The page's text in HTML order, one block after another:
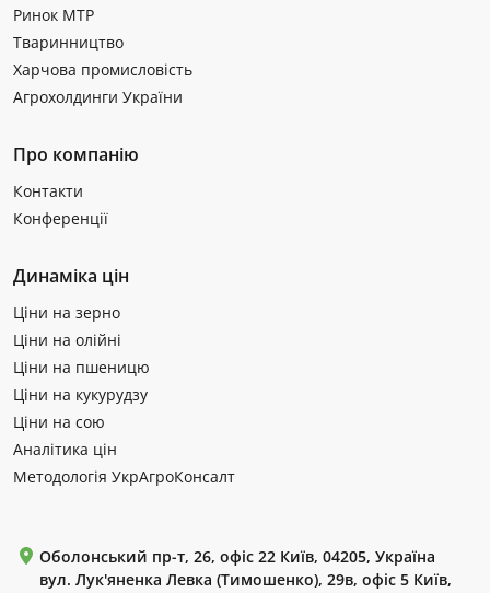
Ринок МТР
Тваринництво
Харчова промисловість
Агрохолдинги України
Про компанію
Контакти
Конференції
Динаміка цін
Ціни на зерно
Ціни на олійні
Ціни на пшеницю
Ціни на кукурудзу
Ціни на сою
Аналітика цін
Методологія УкрАгроКонсалт
Оболонський пр-т, 26, офіс 22 Київ, 04205, Україна
вул. Лук'яненка Левка (Тимошенко), 29в, офіс 5 Київ,